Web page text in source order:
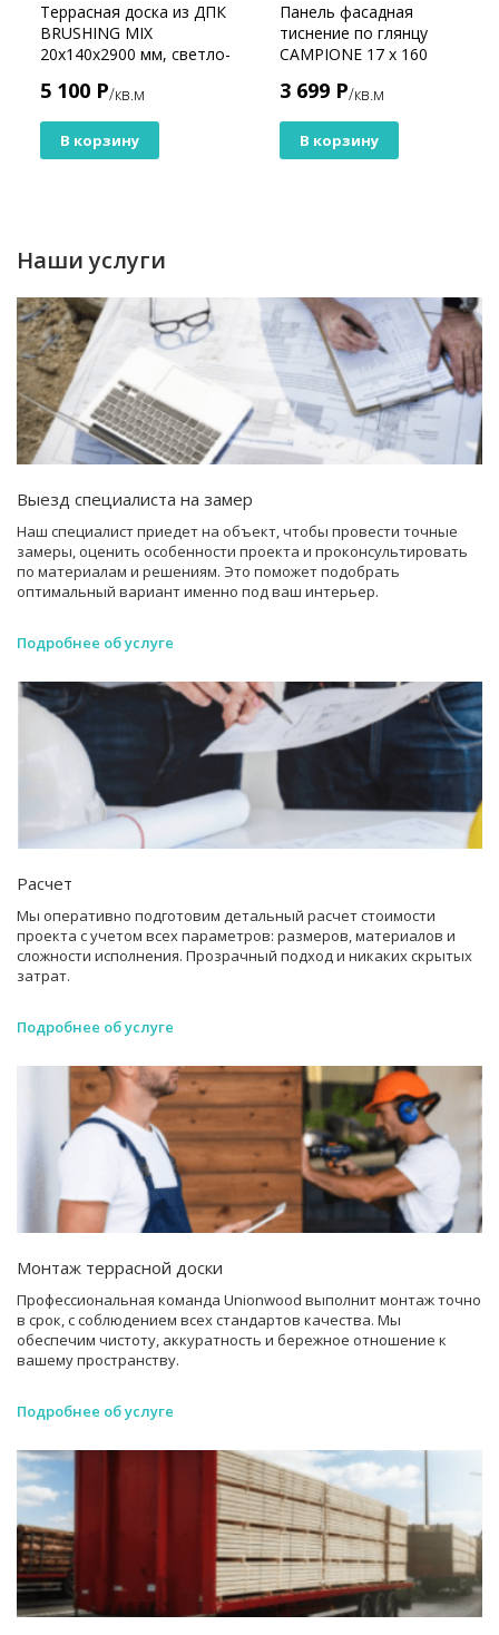
Террасная доска из ДПК
BRUSHING MIX
20х140х2900 мм, светло-
5 100 Р/кв.м
В корзину
Панель фасадная
тиснение по глянцу
CAMPIONE 17 х 160
3 699 Р/кв.м
В корзину
Наши услуги
Выезд специалиста на замер
Наш специалист приедет на объект, чтобы провести точные
замеры, оценить особенности проекта и проконсультировать
по материалам и решениям. Это поможет подобрать
оптимальный вариант именно под ваш интерьер.
Подробнее об услуге
Расчет
Мы оперативно подготовим детальный расчет стоимости
проекта с учетом всех параметров: размеров, материалов и
сложности исполнения. Прозрачный подход и никаких скрытых
затрат.
Подробнее об услуге
Монтаж террасной доски
Профессиональная команда Unionwood выполнит монтаж точно
в срок, с соблюдением всех стандартов качества. Мы
обеспечим чистоту, аккуратность и бережное отношение к
вашему пространству.
Подробнее об услуге